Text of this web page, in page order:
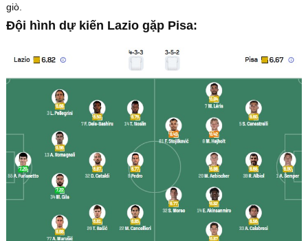
giò.
Đội hình dự kiến Lazio gặp Pisa: